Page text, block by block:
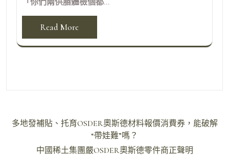
Read More
文
多地發補貼、托育OSDER奧斯德材料報價消費券，能破解
“帶娃難”嗎？
中國稀土集團嚴OSDER奧斯德零件商正聲明